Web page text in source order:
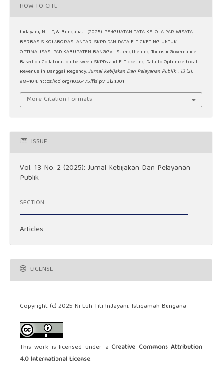
HOW TO CITE
Indayani, N. L. T., & Bungana, I. (2025). PENGUATAN TATA KELOLA PARIWISATA
BERBASIS KOLABORASI ANTAR-SKPD DAN DATA E-TICKETING UNTUK
OPTIMALISASI PAD KABUPATEN BANGGAI: Strengthening Tourism Governance
Based on Collaboration between SKPDs and E-Ticketing Data to Optimize Local
Revenue in Banggai Regency.Jurnal Kebijakan Dan Pelayanan Publik , 13 (2),
98–104. https://doi.org/10.66475/fisip.v13i2.1301
More Citation Formats
ISSUE
Vol. 13 No. 2 (2025): Jurnal Kebijakan Dan Pelayanan
Publik
SECTION
Articles
LICENSE
Copyright (c) 2025 Ni Luh Titi Indayani; Istiqamah Bungana
This work is licensed under a Creative Commons Attribution
4.0 International License.